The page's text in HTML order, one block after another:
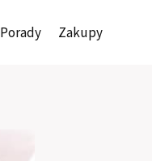
Porady Zakupy